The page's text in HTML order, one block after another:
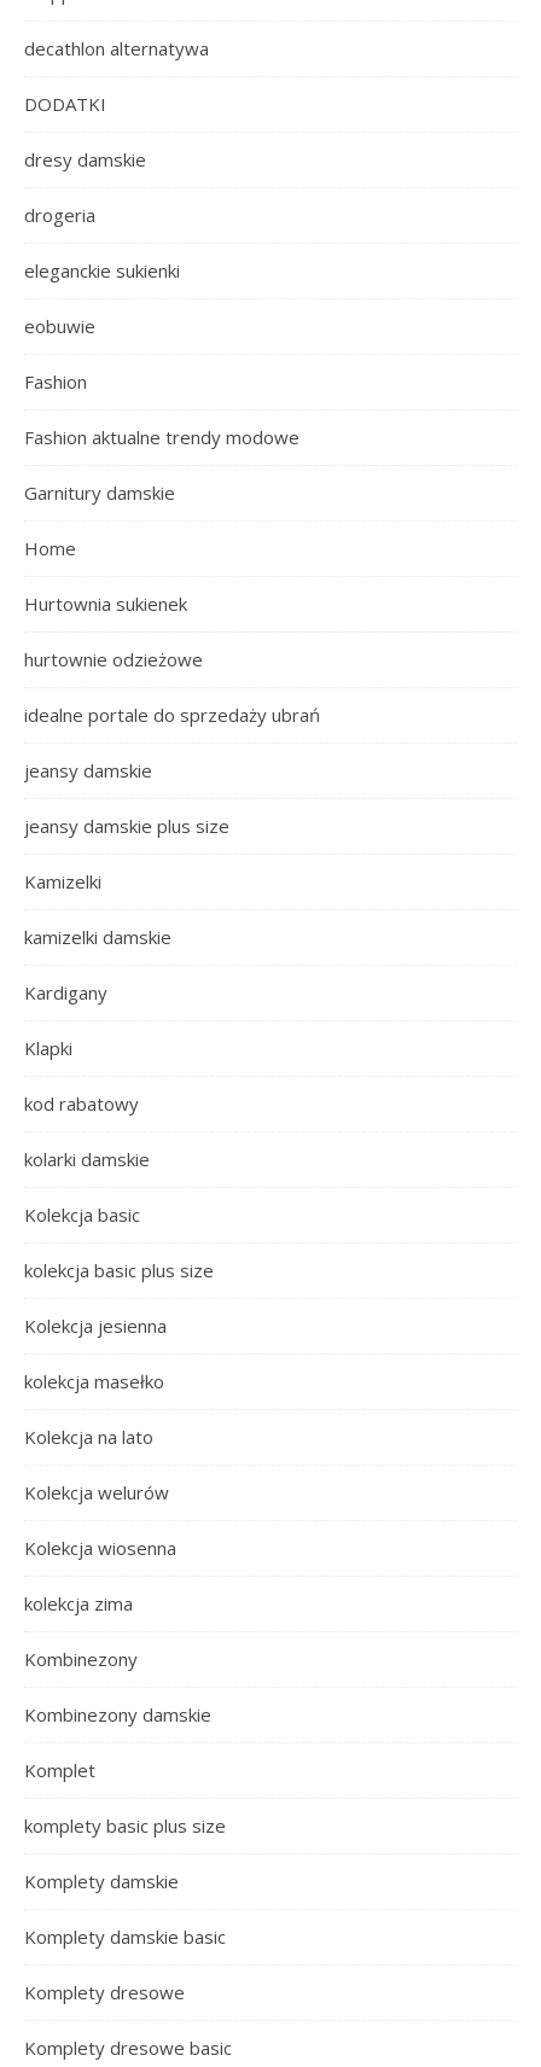
decathlon alternatywa
DODATKI
dresy damskie
drogeria
eleganckie sukienki
eobuwie
Fashion
Fashion aktualne trendy modowe
Garnitury damskie
Home
Hurtownia sukienek
hurtownie odzieżowe
idealne portale do sprzedaży ubrań
jeansy damskie
jeansy damskie plus size
Kamizelki
kamizelki damskie
Kardigany
Klapki
kod rabatowy
kolarki damskie
Kolekcja basic
kolekcja basic plus size
Kolekcja jesienna
kolekcja masełko
Kolekcja na lato
Kolekcja welurów
Kolekcja wiosenna
kolekcja zima
Kombinezony
Kombinezony damskie
Komplet
komplety basic plus size
Komplety damskie
Komplety damskie basic
Komplety dresowe
Komplety dresowe basic